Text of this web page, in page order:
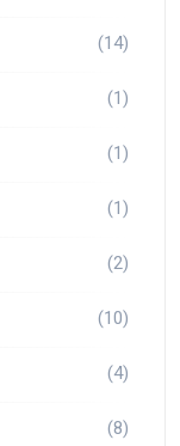
(14)
(1)
(1)
(1)
(2)
(10)
(4)
(8)